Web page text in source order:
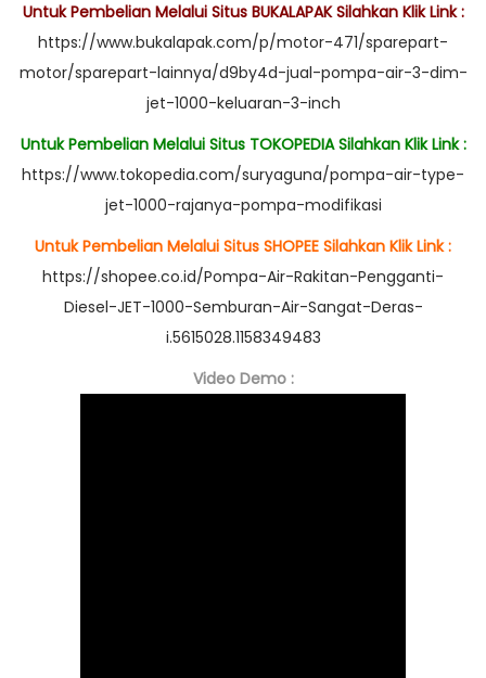
Untuk Pembelian Melalui Situs BUKALAPAK Silahkan Klik Link :
https://www.bukalapak.com/p/motor-471/sparepart-
motor/sparepart-lainnya/d9by4d-jual-pompa-air-3-dim-
jet-1000-keluaran-3-inch
Untuk Pembelian Melalui Situs TOKOPEDIA Silahkan Klik Link :
https://www.tokopedia.com/suryaguna/pompa-air-type-
jet-1000-rajanya-pompa-modifikasi
Untuk Pembelian Melalui Situs SHOPEE Silahkan Klik Link :
https://shopee.co.id/Pompa-Air-Rakitan-Pengganti-
Diesel-JET-1000-Semburan-Air-Sangat-Deras-
i.5615028.1158349483
Video Demo :